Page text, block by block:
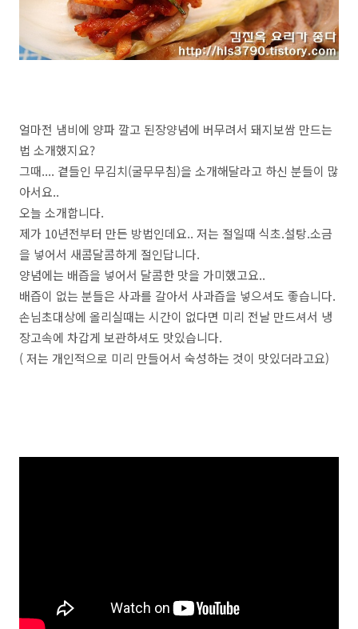
얼마전 냄비에 양파 깔고 된장양념에 버무려서 돼지보쌈 만드는
법 소개했지요?
그때.... 곁들인 무김치(굴무무침)을 소개해달라고 하신 분들이 많
아서요..
오늘 소개합니다.
제가 10년전부터 만든 방법인데요.. 저는 절일때 식초.설탕.소금
을 넣어서 새콤달콤하게 절인답니다.
양념에는 배즙을 넣어서 달콤한 맛을 가미했고요..
배즙이 없는 분들은 사과를 갈아서 사과즙을 넣으셔도 좋습니다.
손님초대상에 올리실때는 시간이 없다면 미리 전날 만드셔서 냉
장고속에 차갑게 보관하셔도 맛있습니다.
( 저는 개인적으로 미리 만들어서 숙성하는 것이 맛있더라고요)